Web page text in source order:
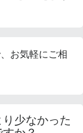
お気軽にご相
少なかった